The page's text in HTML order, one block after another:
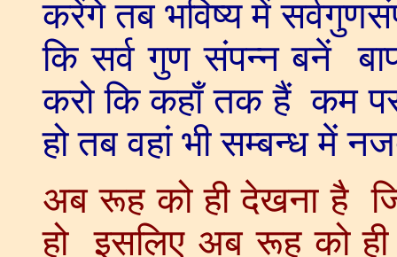
करेंगे तब भविष्य में
कि सर्व गुण संपन्न बनें
करो कि कहाँ तक हैं कम
हो तब वहां भी सम्बन्ध
अब रूह को ही देखना है जिस्म को बहुत देख-देखकर थक गए हो इसलिए अब रूह को ही देखना है जिस्म को देखने से क्या मिला ? दुखी ही बने अब रूह-रूह को देखता है तो रहत मिलती है शूरवीर हो ना ! शूरवीर की निशानी क्या होती है ? उनकों कोई भी बात को पार करना मुश्किल नहीं लगता है और समय भी नहीं लगता है उनका समय सिवाए सर्विस के अपने विघ्नों आदि को हटाने में नहीं जाता है इसको कहा जाता है शूरवीर अपना समय अ[में विघ्नों में नहीं, लेकिन सर्विस में लगाना चाहिए अब तो समय बहुत आगे बढ़ गया है इस हिसाब से अब तक वह बातें बचपन की हैं छोटे बच्चे नाज़ुक होते हैं बड़े बहादूर होते हैं तो पुरुषार्थ में बचपना न हो ऐसा बहादूर होना चाहिए कैसी भी परिस्थिति हो, क्या भी हो, वायुमंडल कैसा भी हो लेकिन कमज़ोर न बनें, इसको शूरवीर कहा जाता है शारीरिक कमजोरी होती है तो भी असर हो जाता है – मौसम, वायु आदि का तंदुरुस्त को असर नहीं होता है तो यह भी वायुमंडल का असर नाज़ुक को होता है वायुमंडल कोई रचयिता नहीं है वह तो रचना है रचयिता ऊँचा वा रचना ? (रचयिता) तो फिर रचयिता रचना के अधीन क्यों ? अब शूरवीर बन्ने का अपना स्मृति दिवस याद रखना यह स्मृति भूलना नहीं ऐसा नक्शा बनकर जाओ जो आपके नक़्शे में बाप को देखें अपने को सम्पूर्णता का नक्शा दिखाना है हिम्मत है तो मदद ज़रूर मिल जाएगी अब यह समझते हो कि यहाँ आकर ढीलेपन में तेज़ आई है ? अभी पुरुषार्थ म इ ढीले नहीं बनना है सम्पूर्ण हक लेने के लिए सम्पूर्ण आहुति भी देनी है कोई भी यग्य रचा जाता है तो वह सम्पूर्ण सफल कैसे होता ? जबकि